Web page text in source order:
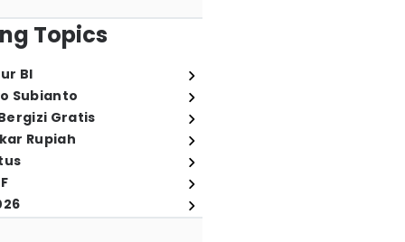
Topics
BI
Subianto
Gratis
Rupiah